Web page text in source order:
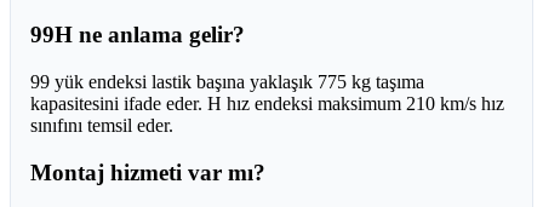
99H ne anlama gelir?
99 yük endeksi lastik başına yaklaşık 775 kg taşıma
kapasitesini ifade eder. H hız endeksi maksimum 210 km/s hız
sınıfını temsil eder.
Montaj hizmeti var mı?